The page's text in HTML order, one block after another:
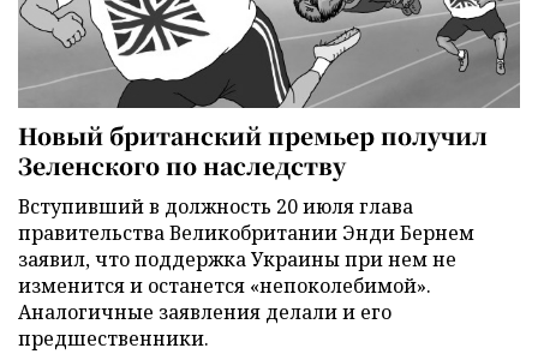
Новый британский премьер получил
Зеленского по наследству
Вступивший в должность 20 июля глава
правительства Великобритании Энди Бернем
заявил, что поддержка Украины при нем не
изменится и останется «непоколебимой».
Аналогичные заявления делали и его
предшественники.